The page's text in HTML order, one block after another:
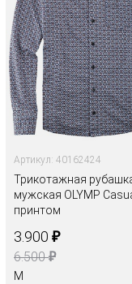
Артикул: 40162424
Трикотажная
мужская OLYMP
принтом
3.900 ₽
6.500₽
M